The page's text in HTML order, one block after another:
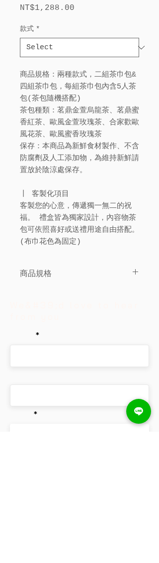
NT$1,288.00
款式 *
商品規格：兩種款式，二組茶巾包&
四組茶巾包，每組茶巾包內含5人茶
包(茶包隨機搭配)
茶包種類：茗鼎金萱烏龍茶、茗鼎蜜
香紅茶、歐風金萱玫瑰茶、合家歡歐
風花茶、歐風蜜香玫瑰茶
保存：本商品為新鮮食材製作、不含
防腐劑及人工添加物，為維持新鮮請
置放於陰涼處保存。
丨 客製化項目
客製您的心意，傳遞獨一無二的祝
福。 禮盒皆為獨家設計，內容物茶
包可依照喜好或送禮用途自由搭配。
(布巾花色為固定)
商品規格